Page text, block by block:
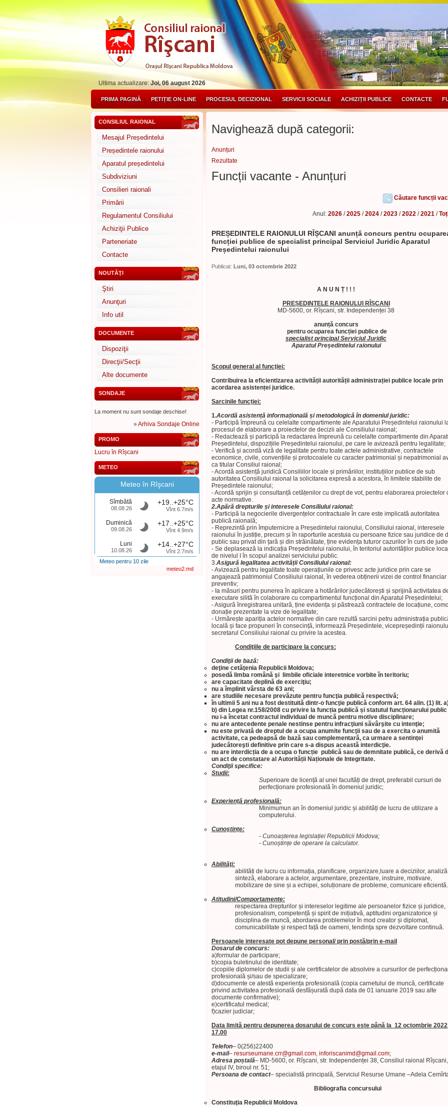
Ultima actualizare:Joi, 06 august 2026
PRIMA PAGINĂ PETIȚIE ON-LINE PROCESUL DECIZIONAL SERVICII SOCIALE ACHIZIȚII PUBLICE CONTACTE
CONSILIUL RAIONAL
Mesajul Președintelui
Președintele raionului
Aparatul președintelui
Subdiviziuni
Consilieri raionali
Primării
Regulamentul Consiliului
Achiziţii Publice
Parteneriate
Contacte
NOUTĂŢI
Ştiri
Anunţuri
Info util
DOCUMENTE
Dispoziţii
Direcţii/Secţii
Alte documente
SONDAJE
La moment nu sunt sondaje deschise!
»Arhiva Sondaje Online
PROMO
Lucru în Rîșcani
METEO
Meteo în Rîşcani
Sîmbătă
08.08.26
+19..+25°C
Vînt 6.7m/s
Duminică
09.08.26
+17..+25°C
Vînt 4.9m/s
Luni
10.08.26
+14..+27°C
Vînt 2.7m/s
Meteo pentru 10 zile
meteo2.md
Navighează după categorii:
Anunțuri
Rezultate
Funcții vacante - Anunțuri
Căutare funcții
Anul: 2026 /2025 /2024 /2023 /2022 /2021 /
PREȘEDINTELE RAIONULUI RÎȘCANI anunță concurs pentru
funcției publice de specialist principal Serviciul Juridic Aparatul
Președintelui raionului
Publicat: Luni, 03 octombrie 2022
A N U N Ț ! ! !
PREȘEDINTELE RAIONULUI RÎȘCANI
MD-5600, or. Rîșcani, str. Independenței 38
anunță concurs
pentru ocuparea funcției publice de
specialist principal Serviciul Juridic
Aparatul Președintelui raionului
Scopul general al funcţiei:
Contribuirea la eficientizarea activității autorității administrației publice locale prin
acordarea asistenței juridice.
Sarcinile funcției:
1.Acordă asistență informațională și metodologică în domeniul juridic:
- Participă împreună cu celelalte compartimente ale Aparatului Președintelui raionului
procesul de elaborare a proiectelor de decizii ale Consiliului raional;
- Redactează și participă la redactarea împreună cu celelalte compartimente din
Președintelui, dispozițiile Președintelui raionului, pe care le avizează pentru legalitate;
- Verifică și acordă viză de legalitate pentru toate actele administrative, contractele
economice, civile, convențiile și protocoalele cu caracter patrimonial și nepatrimonial
ca titular Consiliul raional;
- Acordă asistență juridică Consiliilor locale și primăriilor, instituțiilor publice de sub
autoritatea Consiliului raional la solicitarea expresă a acestora, în limitele stabilite de
Președintele raionului;
- Acordă sprijin și consultanță cetățenilor cu drept de vot, pentru elaborarea proiectelor
acte normative.
2.Apără drepturile și interesele Consiliului raional:
- Participă la negocierile divergențelor contractuale în care este implicată autoritatea
publică raională;
- Reprezintă prin împuternicire a Președintelui raionului, Consiliului raional, interesele
raionului în justiție, precum și în raporturile acestuia cu persoane fizice sau juridice de
public sau privat din țară și din străinătate, ține evidența tuturor cazurilor în curs de
- Se deplasează la indicația Președintelui raionului, în teritoriul autorităților publice
de nivelul I în scopul analizei serviciului public.
3.Asigură legalitatea activității Consiliului raional:
- Avizează pentru legalitate toate operațiunile ce privesc acte juridice prin care se
angajează patrimoniul Consiliului raional, în vederea obținerii vizei de control financiar
preventiv;
- Ia măsuri pentru punerea în aplicare a hotărârilor judecătorești și sprijină activitatea
executare silită în colaborare cu compartimentul funcțional din Aparatul Președintelui;
- Asigură înregistrarea unitară, ține evidența și păstrează contractele de locațiune,
donație prezentate la vize de legalitate;
- Urmărește apariția actelor normative din care rezultă sarcini petru administrația
locală și face propuneri în consecință, informează Președintele, vicepreședinții
secretarul Consiliului raional cu privire la acestea.
Condiţiile de participare la concurs:
Condiţii de bază:
deţine cetăţenia Republicii Moldova;
posedă limba română şi limbile oficiale interetnice vorbite în teritoriu;
are capacitate deplină de exerciţiu;
nu a împlinit vârsta de 63 ani;
are studiile necesare prevăzute pentru funcţia publică respectivă;
în ultimii 5 ani nu a fost destituită dintr-o funcţie publică conform art. 64 alin. (1) lit.
b) din Legea nr.158/2008 cu privire la funcția publică și statutul funcționarului
nu i-a încetat contractul individual de muncă pentru motive disciplinare;
nu are antecedente penale nestinse pentru infracţiuni săvârşite cu intenţie;
nu este privată de dreptul de a ocupa anumite funcţii sau de a exercita o anumită
activitate, ca pedeapsă de bază sau complementară, ca urmare a sentinţei
judecătoreşti definitive prin care s-a dispus această interdicţie.
nu are interdicția de a ocupa o funcție publică sau de demnitate publică, ce derivă
un act de constatare al Autorității Naționale de Integritate.
Condiţii specifice:
Studii:
Superioare de licență al unei facultăți de drept, preferabil cursuri de
perfecționare profesională în domeniul juridic;
Experienţă profesională:
Minimumun an în domeniul juridic și abilități de lucru de utilizare a
computerului.
Cunoştinţe:
- Cunoașterea legislației Republicii Modova;
- Cunoștințe de operare la calculator.
Abilităţi:
abilități de lucru cu informația, planificare, organizare,luare a deciziilor, analiză
sinteză, elaborare a actelor, argumentare, prezentare, instruire, motivare,
mobilizare de sine și a echipei, soluționare de probleme, comunicare eficientă.
Atitudini/Comportamente:
respectarea drepturilor și intereselor legitime ale persoanelor fizice și juridice,
profesionalism, competență și spirit de inițiativă, aptitudini organizatorice și
disciplina de muncă, abordarea problemelor în mod creator și diplomat,
comunicabilitate și respect față de oameni, tendința spre dezvoltare continuă.
Persoanele interesate pot depune personal/ prin poștă/prin e-mail
Dosarul de concurs:
a)formular de participare;
b)copia buletinului de identitate;
c)copiile diplomelor de studii și ale certificatelor de absolvire a cursurilor de
profesională și/sau de specializare;
d)documente ce atestă experiența profesională (copia carnetului de muncă, certificate
privind activitatea profesională desfășurată după data de 01 ianuarie 2019 sau alte
documente confirmative);
e)certificatul medical;
f)cazier judiciar;
Data limită pentru depunerea dosarului de concurs este până la 12 octombrie
17.00
Telefon– 0(256)22400
e-mail– resurseumane.crr@gmail.com, inforiscanimd@gmail.com;
Adresa poștală– MD-5600, or. Rîșcani, str. Independenței 38, Consiliul raional Rîșcani,
etajul IV, biroul nr. 51;
Persoana de contact– specialistă principală, Serviciul Resurse Umane –Adela
Bibliografia concursului
Constituţia Republicii Moldova